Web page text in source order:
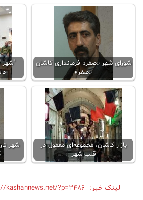
شورای شهر «صفر» فرمانداری کاشان
«صفر»
"شهر
بازار کاشان، مجموعه‌ای مغفول در
قلب شهر
شهر
لینک خبر: kashannews.net/?p=2486